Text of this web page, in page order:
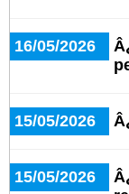
16/05/2026
15/05/2026
15/05/2026